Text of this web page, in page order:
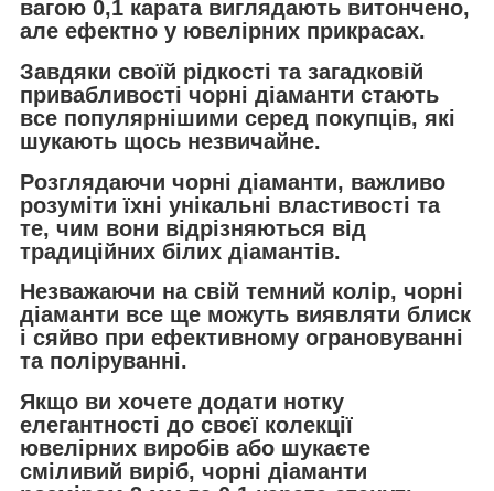
вагою 0,1 карата виглядають витончено,
але ефектно у ювелірних прикрасах.
Завдяки своїй рідкості та загадковій
привабливості чорні діаманти стають
все популярнішими серед покупців, які
шукають щось незвичайне.
Розглядаючи чорні діаманти, важливо
розуміти їхні унікальні властивості та
те, чим вони відрізняються від
традиційних білих діамантів.
Незважаючи на свій темний колір, чорні
діаманти все ще можуть виявляти блиск
і сяйво при ефективному ограновуванні
та поліруванні.
Якщо ви хочете додати нотку
елегантності до своєї колекції
ювелірних виробів або шукаєте
сміливий виріб, чорні діаманти